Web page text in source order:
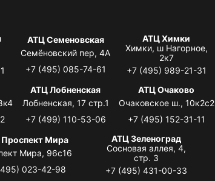
АТЦ Семеновская
Семёновский пер, 4А
+7 (495) 085-74-61
АТЦ Химки
Химки, ш Нагорное,
2к7
+7 (495) 989-21-31
АТЦ Лобненская
Лобненская, 17 стр.1
+7 (499) 110-53-06
АТЦ Очаково
Очаковское ш., 10к2с2
+7 (495) 152-31-11
Мира
Мира, 96с16
023-42-98
АТЦ Зеленоград
Сосновая аллея, 4,
стр. 3
+7 (495) 431-00-33